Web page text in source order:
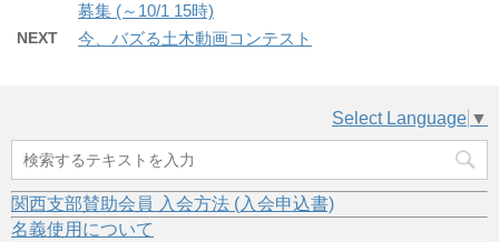
募集 (～10/1 15時)
NEXT 今、バズる土木動画コンテスト
Select Language ▼
関西支部賛助会員 入会方法 (入会申込書)
名義使用について